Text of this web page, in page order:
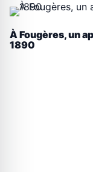
À Fougères, un
1890